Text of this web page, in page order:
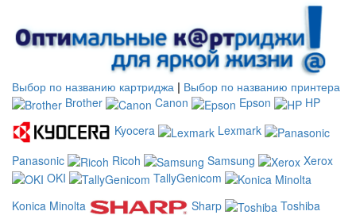
Выбор по названию картриджа | Выбор по названию принтера
Brother
Canon Epson
HP
Kyocera
Lexmark
Panasonic
Ricoh Samsung
Xerox
OKI
TallyGenicom
Konica Minolta
Sharp
Toshiba